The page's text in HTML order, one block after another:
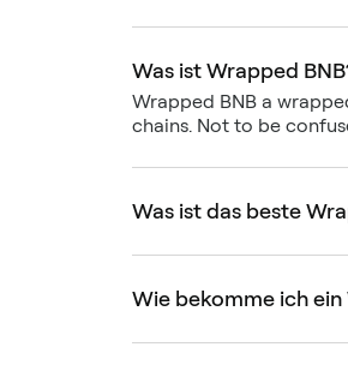
Was ist Wrapped
Wrapped BNB a
chains. Not to be
Was ist das beste
Wie bekomme ich